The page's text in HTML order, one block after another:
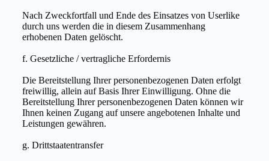
Nach Zweckfortfall und Ende des Einsatzes von Userlike
durch uns werden die in diesem Zusammenhang
erhobenen Daten gelöscht.
f. Gesetzliche / vertragliche Erfordernis
Die Bereitstellung Ihrer personenbezogenen Daten erfolgt
freiwillig, allein auf Basis Ihrer Einwilligung. Ohne die
Bereitstellung Ihrer personenbezogenen Daten können wir
Ihnen keinen Zugang auf unsere angebotenen Inhalte und
Leistungen gewähren.
g. Drittstaatentransfer